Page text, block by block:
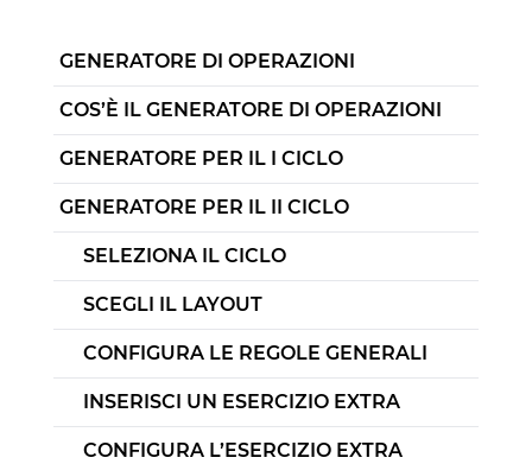
GENERATORE DI OPERAZIONI
COS’È IL GENERATORE DI OPERAZIONI
GENERATORE PER IL I CICLO
GENERATORE PER IL II CICLO
SELEZIONA IL CICLO
SCEGLI IL LAYOUT
CONFIGURA LE REGOLE GENERALI
INSERISCI UN ESERCIZIO EXTRA
CONFIGURA L’ESERCIZIO EXTRA